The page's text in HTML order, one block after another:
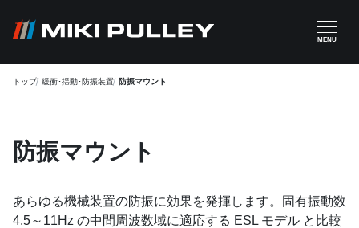
MENU
トップ 緩衝･揺動･防振装置 防振マウント
防振マウント
あらゆる機械装置の防振に効果を発揮します。固有振動数
4.5～11Hz の中間周波数域に適応する ESL モデル と比較